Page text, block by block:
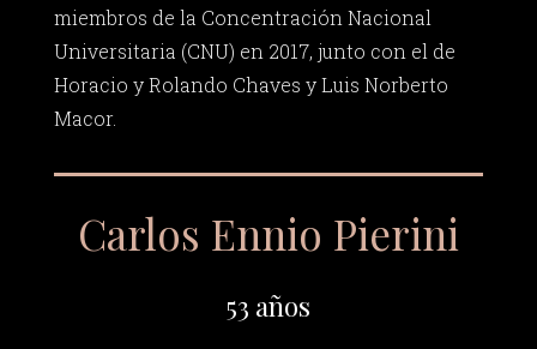
miembros de la Concentración Nacional
Universitaria (CNU) en 2017, junto con el de
Horacio y Rolando Chaves y Luis Norberto
Macor.
Carlos Ennio Pierini
53 años